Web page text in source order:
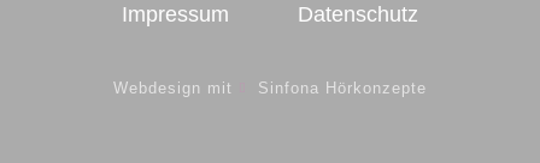
Impressum Datenschutz
Webdesign mit Sinfona Hörkonzepte